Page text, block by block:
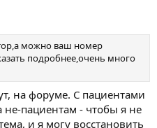
можно ваш номер
подробнее,очень много
на форуме. С пациентами
пациентам - чтобы я не
и я могу восстановить